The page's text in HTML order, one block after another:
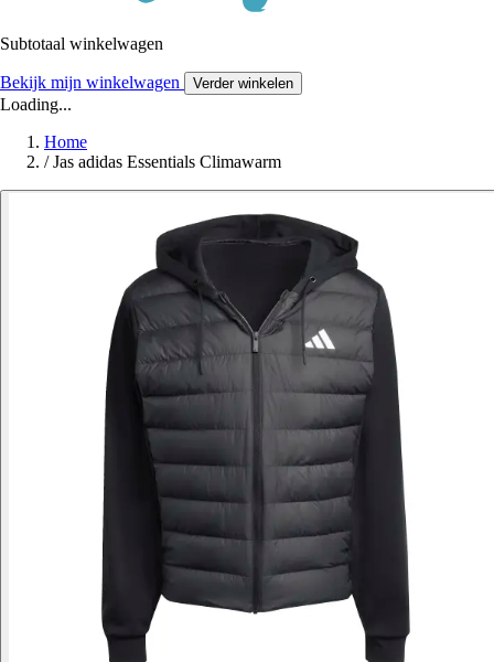
Subtotaal winkelwagen
Bekijk mijn winkelwagen Verder winkelen
Loading...
Home
/ Jas adidas Essentials Climawarm